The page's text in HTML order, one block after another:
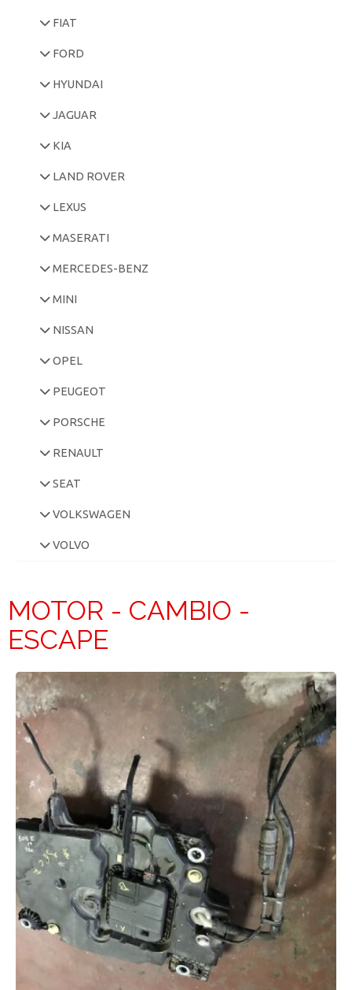
FIAT
FORD
HYUNDAI
JAGUAR
KIA
LAND ROVER
LEXUS
MASERATI
MERCEDES-BENZ
MINI
NISSAN
OPEL
PEUGEOT
PORSCHE
RENAULT
SEAT
VOLKSWAGEN
VOLVO
MOTOR - CAMBIO -
ESCAPE